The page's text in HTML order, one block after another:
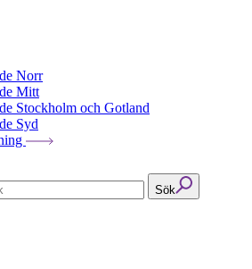
Norr
Mitt
Stockholm och Gotland
Syd
Sök